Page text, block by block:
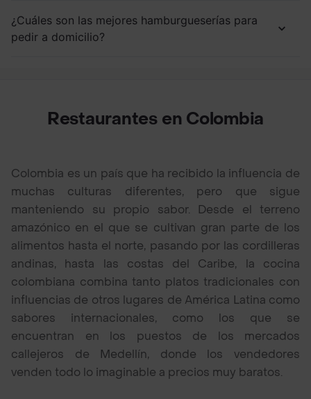
¿Cuáles son las mejores hamburgueserías para
pedir a domicilio?
Restaurantes en Colombia
Colombia es un país que ha recibido la influencia de
muchas culturas diferentes, pero que sigue
manteniendo su propio sabor. Desde el terreno
amazónico en el que se cultivan gran parte de los
alimentos hasta el norte, pasando por las cordilleras
andinas, hasta las costas del Caribe, la cocina
colombiana combina tanto platos tradicionales con
influencias de otros lugares de América Latina como
sabores internacionales, como los que se
encuentran en los puestos de los mercados
callejeros de Medellín, donde los vendedores
venden todo lo imaginable a precios muy baratos.